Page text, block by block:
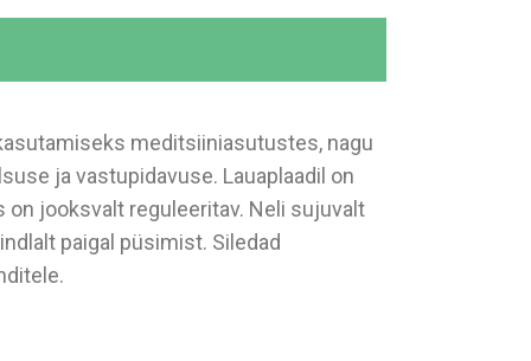
meditsiiniasutustes, nagu
ja vastupidavuse. Lauaplaadil on
jooksvalt reguleeritav. Neli sujuvalt
paigal püsimist. Siledad